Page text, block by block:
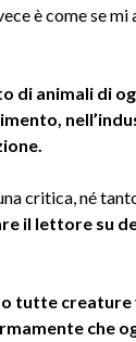
è come se mi
animali di
critica, né
il lettore su
tutte
che